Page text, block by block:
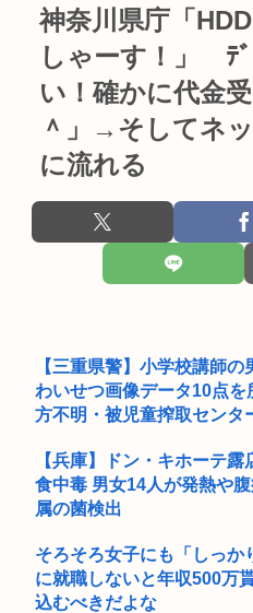
日本、高市コイン救済でアメリ
れていた
トランプ「結局のところ(次期
ス...
「おっさんの自堕落な生活を美
すぎてフ...
韓国サッカー協会、外国人審判
面白いシューティングゲーム教
【画像あり】このままだとヌー
⇒！！
【画像】パン線透けまくって
早稲田大生、複数名がゴールド
B’z「重いマーシャル運んでた
部屋作りゲーム、確率で出現す
不具合が...
射殺されたオッサン、最近母を
ていたと...
中学生「嫌儲では大卒が貧乏で
路上で小学生に痴漢行為 男子
神奈川県庁「
しゃーす！」 ﾃﾞ
い！確かに代金
＾」→そしてネ
に流れる
【三重県警】小学校講師
わいせつ画像データ10点
方不明・被児童搾取センタ
【兵庫】ドン・キホーテ
食中毒 男女14人が発熱や
属の菌検出
そろそろ女子にも「しっか
に就職しないと年収500万
込むべきだよな